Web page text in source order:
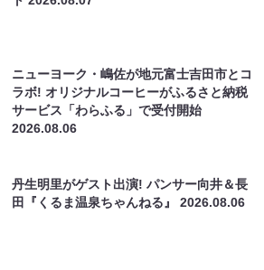
ニューヨーク・嶋佐が地元富士吉田市とコ
ラボ! オリジナルコーヒーがふるさと納税
サービス「わらふる」で受付開始
2026.08.06
丹生明里がゲスト出演! パンサー向井＆長
田『くるま温泉ちゃんねる』2026.08.06